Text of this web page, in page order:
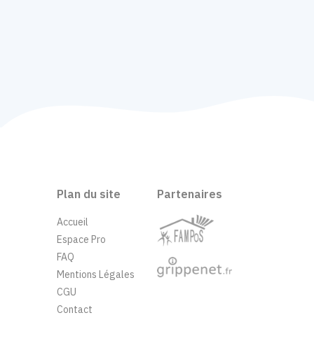
Plan du site
Accueil
Espace Pro
FAQ
Mentions Légales
CGU
Contact
Partenaires